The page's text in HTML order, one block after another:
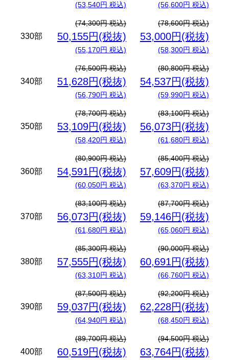
(53,540円 税込) (56,600円 税込)
330部
(74,300円 税込)
50,155円(税抜)
(55,170円 税込)
(78,600円 税込)
53,000円(税抜)
(58,300円 税込)
340部
(76,500円 税込)
51,628円(税抜)
(56,790円 税込)
(80,800円 税込)
54,537円(税抜)
(59,990円 税込)
350部
(78,700円 税込)
53,109円(税抜)
(58,420円 税込)
(83,100円 税込)
56,073円(税抜)
(61,680円 税込)
360部
(80,900円 税込)
54,591円(税抜)
(60,050円 税込)
(85,400円 税込)
57,609円(税抜)
(63,370円 税込)
370部
(83,100円 税込)
56,073円(税抜)
(61,680円 税込)
(87,700円 税込)
59,146円(税抜)
(65,060円 税込)
380部
(85,300円 税込)
57,555円(税抜)
(63,310円 税込)
(90,000円 税込)
60,691円(税抜)
(66,760円 税込)
390部
(87,500円 税込)
59,037円(税抜)
(64,940円 税込)
(92,200円 税込)
62,228円(税抜)
(68,450円 税込)
400部
(89,700円 税込)
60,519円(税抜)
(94,500円 税込)
63,764円(税抜)